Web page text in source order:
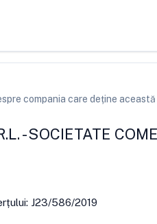
compania care deține
-SOCIETATE
J23/586/2019